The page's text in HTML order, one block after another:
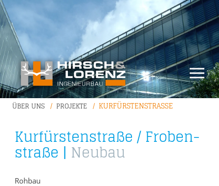
ÜBER UNS PROJEKTE KURFÜRSTENSTRASSE
Kur­fürs­ten­stra­ße / Fro­ben­
stra­ße | Neu­bau
Rohbau